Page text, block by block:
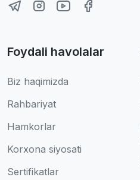
Foydali havolalar
Biz haqimizda
Rahbariyat
Hamkorlar
Korxona siyosati
Sertifikatlar